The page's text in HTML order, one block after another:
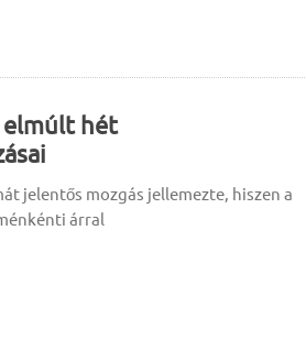
elmúlt hét
jelentős mozgás jellemezte, hiszen a
árral